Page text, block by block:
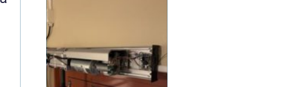
ned, vilket möjliggör
byggnation där natu...